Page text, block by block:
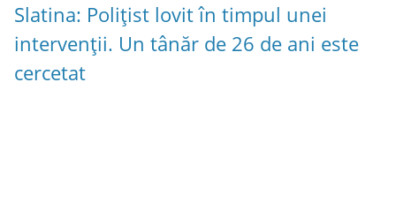
Slatina: Polițist lovit în timpul unei
intervenții. Un tânăr de 26 de ani este
cercetat